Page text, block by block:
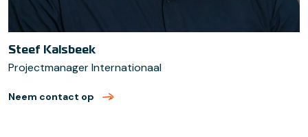
Steef Kalsbeek
Projectmanager Internationaal
Neem contact op met Steef Kalsbeek (verzend email)